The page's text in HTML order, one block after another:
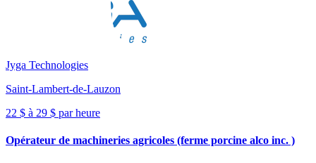
Jyga Technologies
Saint-Lambert-de-Lauzon
22 $ à 29 $ par heure
Opérateur de machineries agricoles (ferme porcine alco inc. )